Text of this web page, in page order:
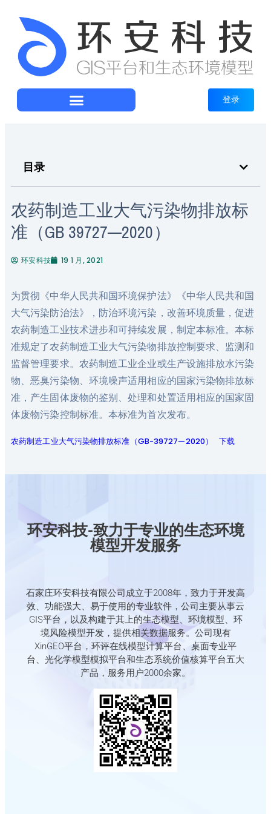
登录
目录
农药制造工业大气污染物排放标
准（GB 39727—2020）
环安科技 19 1 月, 2021
为贯彻《中华人民共和国环境保护法》《中华人民共和国
大气污染防治法》，防治环境污染，改善环境质量，促进
农药制造工业技术进步和可持续发展，制定本标准。本标
准规定了农药制造工业大气污染物排放控制要求、监测和
监督管理要求。农药制造工业企业或生产设施排放水污染
物、恶臭污染物、环境噪声适用相应的国家污染物排放标
准，产生固体废物的鉴别、处理和处置适用相应的国家固
体废物污染控制标准。本标准为首次发布。
农药制造工业大气污染物排放标准（GB-39727—2020） 下载
环安科技-致力于专业的生态环境
模型开发服务
石家庄环安科技有限公司成立于2008年，致力于开发高
效、功能强大、易于使用的专业软件，公司主要从事云
GIS平台，以及构建于其上的生态模型、环境模型、环
境风险模型开发，提供相关数据服务。公司现有
XinGEO平台，环评在线模型计算平台、桌面专业平
台、光化学模型模拟平台和生态系统价值核算平台五大
产品，服务用户2000余家。